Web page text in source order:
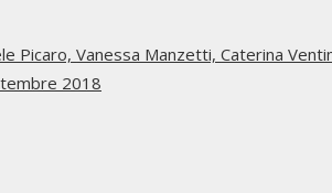
Picaro,Vanessa Manzetti,Caterina
2018